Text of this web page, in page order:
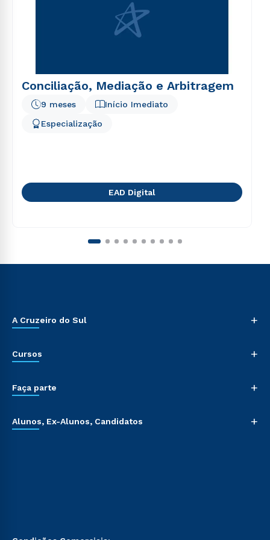
Conciliação, Mediação e Arbitragem
Início Imediato
9 meses
Especialização
EAD Digital
A Cruzeiro do Sul +
Cursos +
Faça parte +
Alunos, Ex-Alunos, Candidatos +